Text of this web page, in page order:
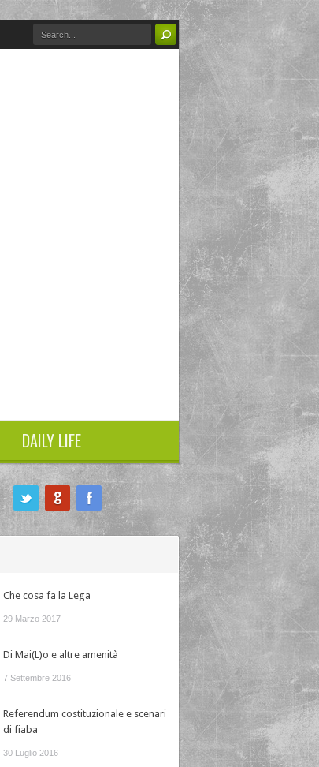
DAILY LIFE
Che cosa fa la Lega
29 Marzo 2017
Di Mai(L)o e altre amenità
7 Settembre 2016
Referendum costituzionale e scenari
di fiaba
30 Luglio 2016